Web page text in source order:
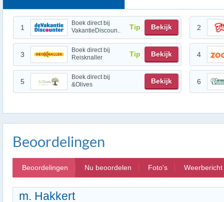
1
Boek direct bij
VakantieDiscoun..
Tip Bekijk 2
3
Boek direct bij
Reisknaller
Tip Bekijk 4
5
Boek direct bij
&Olives
Bekijk 6
Beoordelingen
Beoordelingen Nu beoordelen Foto's Weerbericht
m. Hakkert